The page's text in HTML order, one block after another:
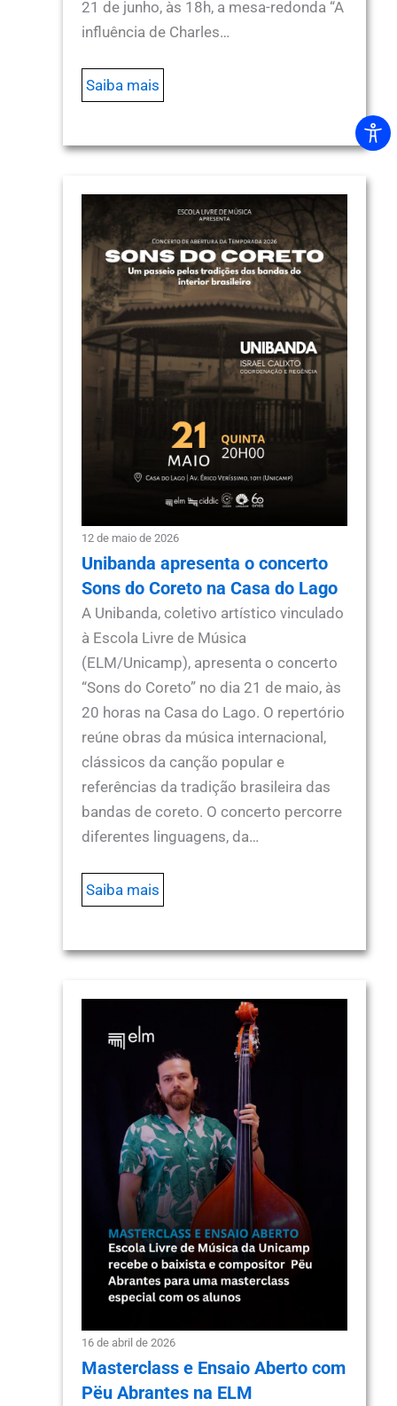
21 de junho, às 18h, a mesa-redonda “A
influência de Charles…
Saiba mais
12 de maio de 2026
Unibanda apresenta o concerto
Sons do Coreto na Casa do Lago
A Unibanda, coletivo artístico vinculado
à Escola Livre de Música
(ELM/Unicamp), apresenta o concerto
“Sons do Coreto” no dia 21 de maio, às
20 horas na Casa do Lago. O repertório
reúne obras da música internacional,
clássicos da canção popular e
referências da tradição brasileira das
bandas de coreto. O concerto percorre
diferentes linguagens, da…
Saiba mais
16 de abril de 2026
Masterclass e Ensaio Aberto com
Pëu Abrantes na ELM